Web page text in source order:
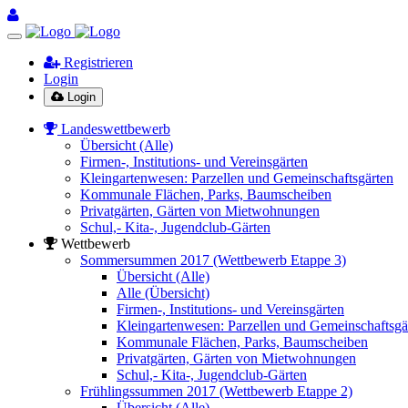
Registrieren
Login
Login
Landeswettbewerb
Übersicht (Alle)
Firmen-, Institutions- und Vereinsgärten
Kleingartenwesen: Parzellen und Gemeinschaftsgärten
Kommunale Flächen, Parks, Baumscheiben
Privatgärten, Gärten von Mietwohnungen
Schul,- Kita-, Jugendclub-Gärten
Wettbewerb
Sommersummen 2017 (Wettbewerb Etappe 3)
Übersicht (Alle)
Alle (Übersicht)
Firmen-, Institutions- und Vereinsgärten
Kleingartenwesen: Parzellen und
Kommunale Flächen, Parks, Baumscheiben
Privatgärten, Gärten von Mietwohnungen
Schul,- Kita-, Jugendclub-Gärten
Frühlingssummen 2017 (Wettbewerb Etappe 2)